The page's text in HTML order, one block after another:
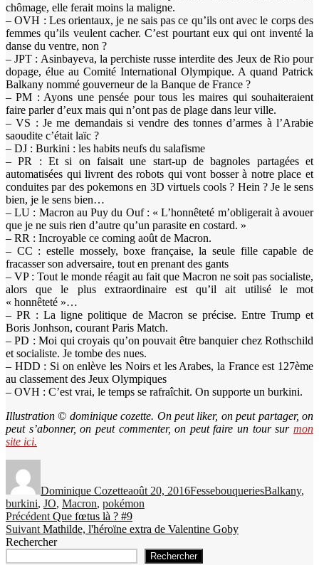
chômage, elle ferait moins la maligne.
– OVH : Les orientaux, je ne sais pas ce qu’ils ont avec le corps des
femmes qu’ils veulent cacher. C’est pourtant eux qui ont inventé la
danse du ventre, non ?
– JPT : Asinbayeva, la perchiste russe interdite des Jeux de Rio pour
dopage, élue au Comité International Olympique. A quand Patrick
Balkany nommé gouverneur de la Banque de France ?
– PM : Ayons une pensée pour tous les maires qui souhaiteraient
faire parler d’eux mais qui n’ont pas de plage dans leur ville.
– VS : Je me demandais si vendre des tonnes d’armes à l’Arabie
saoudite c’était laïc ?
– DJ : Burkini : les habits neufs du salafisme
– PR : Et si on faisait une start-up de bagnoles partagées et
automatisées qui livrent des robots qui vont bosser à notre place et
conduites par des pokemons en 3D virtuels cools ? Hein ? Je le sens
bien, je le sens bien…
– LU : Macron au Puy du Ouf : « L’honnêteté m’obligerait à avouer
que je ne suis rien d’autre qu’un parasite en costard. »
– RR : Incroyable ce coming août de Macron.
– CC : estelle mossely, boxe française, la seule fille capable de
fracasser son adversaire, tout en prenant des gants
– VP : Tout le monde réagit au fait que Macron ne soit pas socialiste,
alors que le plus extraordinaire est qu’il ait utilisé le mot
« honnêteté »…
– PR : La ligne politique de Macron se précise. Entre Trump et
Boris Jonhson, courant Paris Match.
– PD : Moi qui croyais qu’on pouvait être banquier chez Rothschild
et socialiste. Je tombe des nues.
– HDD : Si on enlève les Noirs et les Arabes, la France est 127ème
au classement des Jeux Olympiques
– OVH : C’est vrai, le temps se rafraîchit. On supporte un burkini.
Illustration © dominique cozette. On peut liker, on peut partager, on
peut s’abonner, on peut commenter, on peut faire un tour sur mon
site ici.
Dominique Cozetteaoût 20, 2016FessebouqueriesBalkany,
burkini, JO, Macron, pokémon
Navigation
de
Précédent Publication
précédente :
Que fœtus là ? #9
Suivant Publication
suivante :
Mathilde, l'héroïne extra de Valentine Goby
Rechercher
Rechercher